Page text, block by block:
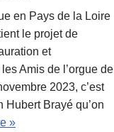
en Pays de la Loire
le projet de
et
Amis de l’orgue de
2023, c’est
Hubert Brayé qu’on
»